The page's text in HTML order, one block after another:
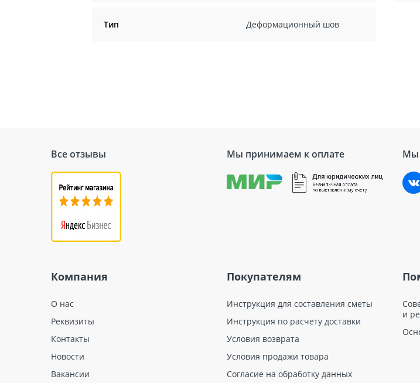
Тип Деформационный шов
Все отзывы Мы принимаем к оплате Мы
Компания
О нас
Реквизиты
Контакты
Новости
Вакансии
Покупателям
Инструкция для составления сметы
Инструкция по расчету доставки
Условия возврата
Условия продажи товара
Согласие на обработку данных
и